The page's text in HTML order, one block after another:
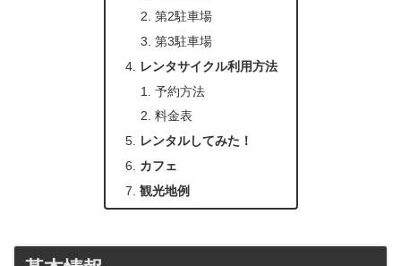
第2駐車場
第3駐車場
レンタサイクル利用方法
予約方法
料金表
レンタルしてみた！
カフェ
観光地例